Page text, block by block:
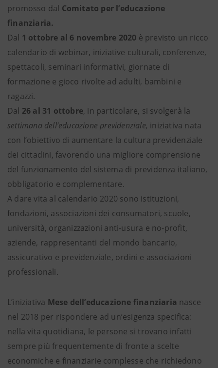
promosso dal Comitato per l’educazione
finanziaria.
Dal 1 ottobre al 6 novembre 2020 è previsto un ricco
calendario di webinar, iniziative culturali, conferenze,
spettacoli, seminari informativi, giornate di
formazione e gioco rivolte ad adulti, bambini e
ragazzi.
Dal 26 al 31 ottobre, in particolare, si svolgerà la
settimana dell’educazione previdenziale, iniziativa nata
con l’obiettivo di aumentare la cultura previdenziale
dei cittadini, favorendo una migliore comprensione
del funzionamento del sistema di previdenza italiano,
obbligatorio e complementare.
A dare vita al calendario 2020 sono istituzioni,
fondazioni, associazioni dei consumatori, scuole,
università, organizzazioni anti-usura e no-profit,
aziende, rappresentanti del mondo bancario,
assicurativo e previdenziale, ordini e associazioni
professionali.
L’iniziativa Mese dell’educazione finanziaria nasce
nel 2018 per rispondere ad un’esigenza specifica:
nella vita quotidiana, le persone si trovano infatti
sempre più frequentemente di fronte a scelte
economiche e finanziarie complesse che richiedono